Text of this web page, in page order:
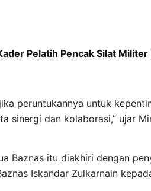
Pelatih Pencak Silat Militer
peruntukannya untuk
sinergi dan kolaborasi,” ujar
Baznas itu diakhiri dengan
Iskandar Zulkarnain